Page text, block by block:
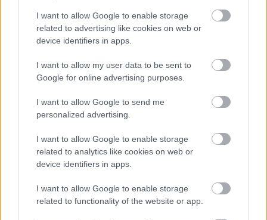
I want to allow Google to enable storage
related to advertising like cookies on web or
device identifiers in apps.
I want to allow my user data to be sent to
Google for online advertising purposes.
I want to allow Google to send me
personalized advertising.
I want to allow Google to enable storage
related to analytics like cookies on web or
device identifiers in apps.
I want to allow Google to enable storage
related to functionality of the website or app.
Nem szeretne lemaradni semmiről? Csak egy kattintás, és hírlevelünk a
legfrissebb információkkal és exkluzív tartalmakkal hétről hétre
A SZOL24 legfrissebb 24 cikke
A Tisza kormány minisztere újabb nagy változásokról döntött
a közoktatásban – például az iskolaigazgatók visszakapják
munkáltatói jogaikat
Sok volt az igazolatlan hiányzás, Pócs János fizetéslevonást
kapott, más fideszesek még kevesebbet vittek haza